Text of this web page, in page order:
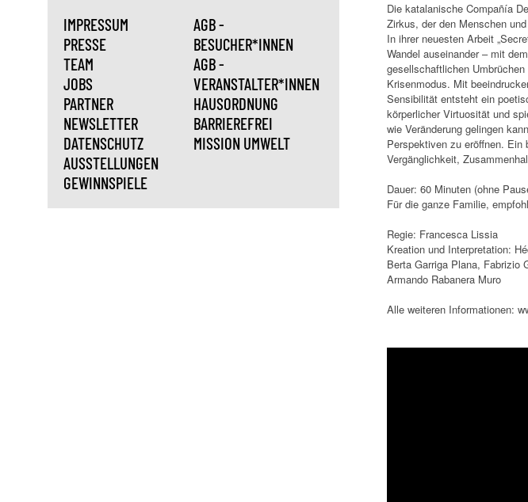
IMPRESSUM
PRESSE
TEAM
JOBS
PARTNER
NEWSLETTER
DATENSCHUTZ
AUSSTELLUNGEN
GEWINNSPIELE
AGB -
BESUCHER*INNEN
AGB -
VERANSTALTER*INNEN
HAUSORDNUNG
BARRIEREFREI
MISSION UMWELT
Die katalanische Compañía
Zirkus, der den Menschen
In ihrer neuesten Arbeit
Wandel auseinander – mit
gesellschaftlichen
Krisenmodus. Mit
Sensibilität entsteht ein
körperlicher Virtuosität und
wie Veränderung gelingen
Perspektiven zu eröffnen. Ein
Vergänglichkeit,
Dauer: 60 Minuten (ohne
Für die ganze Familie,
Regie: Francesca Lissia
Kreation und Interpretation:
Berta Garriga Plana, Fabrizio
Armando Rabanera Muro
Alle weiteren Informationen: